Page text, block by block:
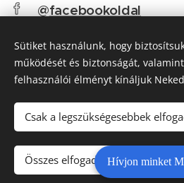
@facebookoldal
OWW Shipping 2026 | Szerezd be
Adatkezelési
Az oldalt aWebnode
Sütiket használunk, hogy
működését és biztonságát,
felhasználói élményt kínáljuk
Csak a legszükségesebbek
Összes elfogadásaHívjon minket